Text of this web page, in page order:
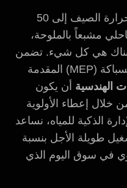
في مدينة يمكن أن تصل فيها حرارة الصيف إلى 50
مشبعاً بالملوحة،
هي كل شيء. تضمن
تصاميم الميكانيك والكهرباء والسباكة (MEP) المقدمة
الهندسية أن يكون
خلال إعطاء الأولوية
الذكية للمياه، نساعد
طويلة الأجل بنسبة
حيوي في سوق اليوم الذي